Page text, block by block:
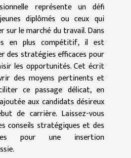
représente un défi
diplômés ou ceux qui
le marché du travail. Dans
en plus compétitif, il est
des stratégies efficaces pour
les opportunités. Cet écrit
des moyens pertinents et
ce passage délicat, en
aux candidats désireux
de carrière. Laissez-vous
conseils stratégiques et des
pour une insertion